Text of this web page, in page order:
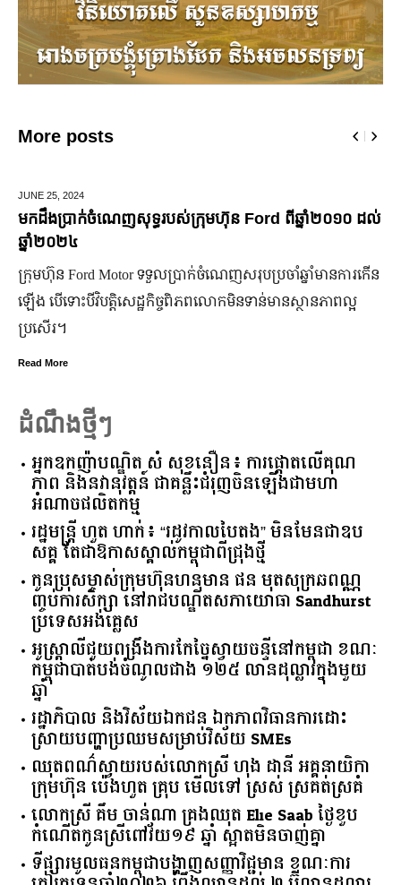
More posts
2024
រាក់ចំណេញសុទ្ធរបស់ក្រុមហ៊ុន Ford ពីឆ្នាំ២០១០ ដល់
២៤
Ford Motor ទទួលប្រាក់ចំណេញសរុបប្រចាំឆ្នាំមានការកើន
ទោះបីវិបត្តិសេដ្ឋកិច្ចពិភពលោកមិនទាន់មានស្ថានភាពល្អ
មកស្គ
មហាជ
កិត្តិយស
ដំណឹងថ្មីៗ
អ្នកឧកញ៉ាបណ្ឌិត សំ សុខនឿន៖ ការផ្តោតលើគុណ
ភាព និងនវានុវត្តន៍ ជាគន្លឹះជំរុញចិនឡើងជាមហា
អំណាចផលិតកម្ម
រដ្ឋមន្ត្រី ហួត ហាក់៖ “រដូវកាលបៃតង” មិនមែនជាឧប
សគ្គ តែជាឱកាសស្គាល់កម្ពុជាពីជ្រុងថ្មី
កូនប្រុសម្ចាស់ក្រុមហ៊ុនហនុមាន ផន មុតសុក្រឆពណ្ណ
ញ្ចប់ការសិក្សា នៅរាជបណ្ឌិតសភាយោធា Sandhurst
ប្រទេសអង់គ្លេស
អូស្ត្រាលី​ជួយ​ពង្រឹង​ការ​កែច្នៃ​ស្វាយចន្ទី​នៅ​កម្ពុជា​ ​ខណៈ​
កម្ពុជា​បាត់បង់​ចំណូល​ជាង​ ​១២៥​ ​លាន​ដុល្លារ​ក្នុង​មួយ​
ឆ្នាំ​
រដ្ឋាភិបាល​ ​និង​វិស័យ​ឯកជន ​ឯកភាព​វិធានការ​ដោះ
ស្រាយ​បញ្ហា​ប្រឈម​​សម្រាប់​វិស័យ​ ​SMEs​
ឈុតពណ៌ស្វាយរបស់លោកស្រី ហុង ដានី អគ្គ​នាយិកា​
ក្រុមហ៊ុន ប៉េងហួត គ្រុប មើលទៅ ស្រស់ ស្រគត់ស្រគំ
លោកស្រី គឹម ចាន់ណា គ្រងឈុត Elie Saab ថ្ងៃខួប
កំណើតកូនស្រីពៅវ័យ១៩ ឆ្នាំ ស្អាតមិនចាញ់គ្នា
ទីផ្សារ​មូលធន​កម្ពុជា​បង្ហាញ​សញ្ញា​វិជ្ជមាន​ ​ខណៈ​ការ​